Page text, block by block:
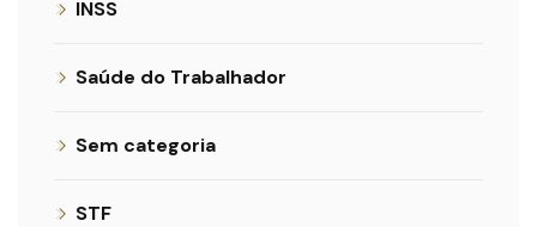
INSS
Saúde do Trabalhador
Sem categoria
STF